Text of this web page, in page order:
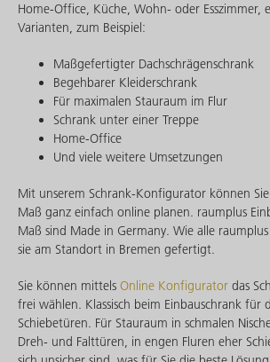
Home-Office, Küche, Wohn- oder Esszimmer,
Varianten, zum Beispiel:
Maßgefertigter Dachschrägenschrank
Begehbarer Kleiderschrank
Für maximalen Stauraum im Flur
Schrank unter einer Treppe
Home-Office
Und viele weitere Umsetzungen
Mit unserem Schrank-Konfigurator können
Maß ganz einfach online planen. raumplus
Maß sind Made in Germany. Wie alle
sie am Standort in Bremen gefertigt.
Sie können mittels Online Konfigurator das
frei wählen. Klassisch beim Einbauschrank für
Schiebetüren. Für Stauraum in schmalen
Dreh- und Falttüren, in engen Fluren eher